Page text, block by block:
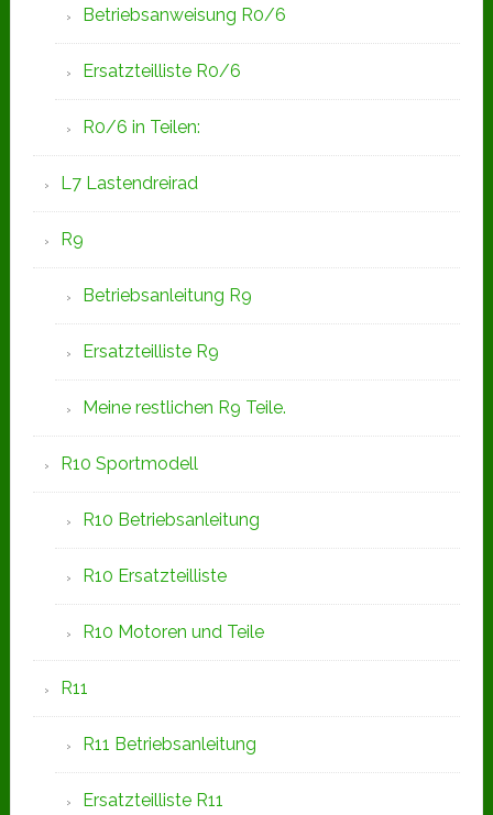
Betriebsanweisung R0/6
Ersatzteilliste R0/6
R0/6 in Teilen:
L7 Lastendreirad
R9
Betriebsanleitung R9
Ersatzteilliste R9
Meine restlichen R9 Teile.
R10 Sportmodell
R10 Betriebsanleitung
R10 Ersatzteilliste
R10 Motoren und Teile
R11
R11 Betriebsanleitung
Ersatzteilliste R11